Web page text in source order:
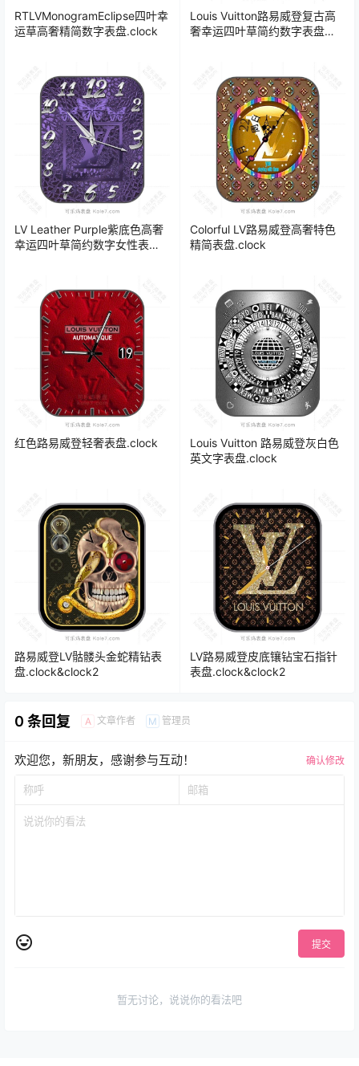
RTLVMonogramEclipse四叶幸
运草高奢精简数字表盘.clock
Louis Vuitton路易威登复古高
奢幸运四叶草简约数字表盘
LV Leather Purple紫底色高奢
幸运四叶草简约数字女性表
Colorful LV路易威登高奢特色
精简表盘.clock
红色路易威登轻奢表盘.clock
Louis Vuitton 路易威登灰白色
英文字表盘.clock
路易威登LV骷髅头金蛇精钻表
盘.clock&clock2
LV路易威登皮底镶钻宝石指针
表盘.clock&clock2
0 条回复 A 文章作者 M 管理员
欢迎您，新朋友，感谢参与互动！ 确认修改
提交
暂无讨论，说说你的看法吧